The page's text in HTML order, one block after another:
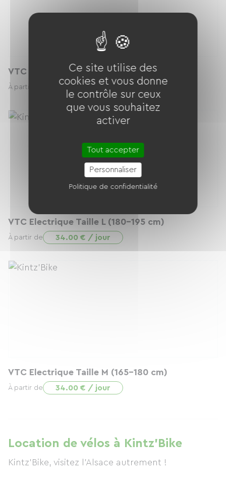
VTC Electrique Taille S (150-165 cm)
À partir de 34.00 € / jour
VTC Electrique Taille L (180-195 cm)
À partir de 34.00 € / jour
VTC Electrique Taille M (165-180 cm)
À partir de 34.00 € / jour
Location de vélos à Kintz’Bike
Kintz'Bike, visitez l'Alsace autrement !
Ce site utilise des
cookies et vous donne
le contrôle sur ceux
que vous souhaitez
activer
Tout accepter
Personnaliser
Politique de confidentialité